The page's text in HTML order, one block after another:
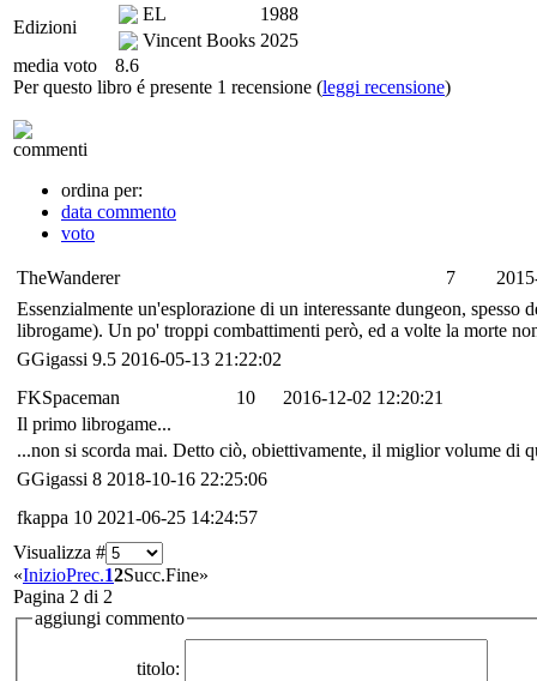
Edizioni
EL
1988
Vincent Books 2025
media voto
8.6
Per questo libro é presente 1 recensione (leggi recensione)
commenti
ordina per:
data commento
voto
TheWanderer 7
Essenzialmente un'esplorazione di un interessante dungeon,
librogame). Un po' troppi combattimenti però, ed a volte la morte
GGigassi 9.5 2016-05-13 21:22:02
FKSpaceman
10
2016-12-02 12:20:21
Il primo librogame...
...non si scorda mai. Detto ciò, obiettivamente, il miglior volume di
GGigassi 8 2018-10-16 22:25:06
fkappa 10 2021-06-25 14:24:57
Visualizza #
«InizioPrec.12Succ.Fine»
Pagina 2 di 2
aggiungi commento
titolo: